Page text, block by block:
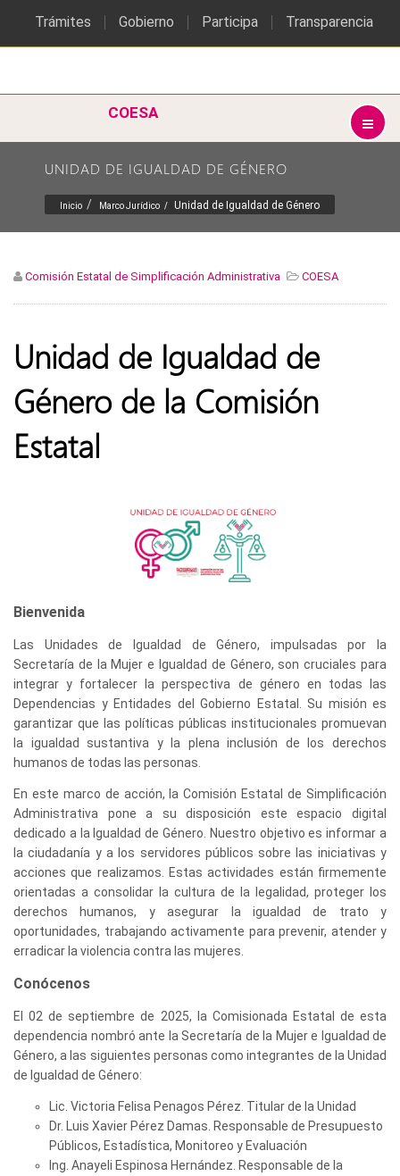
Trámites Gobierno Participa Transparencia
COESA
UNIDAD DE IGUALDAD DE GÉNERO
Inicio Marco Jurídico Unidad de Igualdad de Género
Comisión Estatal de Simplificación Administrativa COESA
Unidad de Igualdad de
Género de la Comisión
Estatal
Bienvenida
Las Unidades de Igualdad de Género, impulsadas por la
Secretaría de la Mujer e Igualdad de Género, son cruciales para
integrar y fortalecer la perspectiva de género en todas las
Dependencias y Entidades del Gobierno Estatal. Su misión es
garantizar que las políticas públicas institucionales promuevan
la igualdad sustantiva y la plena inclusión de los derechos
humanos de todas las personas.
En este marco de acción, la Comisión Estatal de Simplificación
Administrativa pone a su disposición este espacio digital
dedicado a la Igualdad de Género. Nuestro objetivo es informar a
la ciudadanía y a los servidores públicos sobre las iniciativas y
acciones que realizamos. Estas actividades están firmemente
orientadas a consolidar la cultura de la legalidad, proteger los
derechos humanos, y asegurar la igualdad de trato y
oportunidades, trabajando activamente para prevenir, atender y
erradicar la violencia contra las mujeres.
Conócenos
El 02 de septiembre de 2025, la Comisionada Estatal de esta
dependencia nombró ante la Secretaría de la Mujer e Igualdad de
Género, a las siguientes personas como integrantes de la Unidad
de Igualdad de Género:
Lic. Victoria Felisa Penagos Pérez. Titular de la Unidad
Dr. Luis Xavier Pérez Damas. Responsable de Presupuesto
Públicos, Estadística, Monitoreo y Evaluación
Ing. Anayeli Espinosa Hernández. Responsable de la